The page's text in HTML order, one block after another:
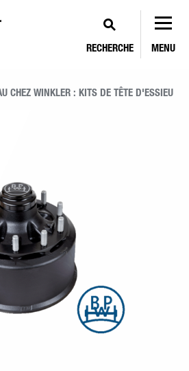
RECHERCHE MENU
CHEZ WINKLER : KITS DE TÊTE D'ESSIEU